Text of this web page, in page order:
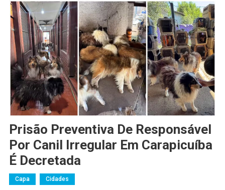
Prisão Preventiva De Responsável
Por Canil Irregular Em Carapicuíba
É Decretada
Capa Cidades